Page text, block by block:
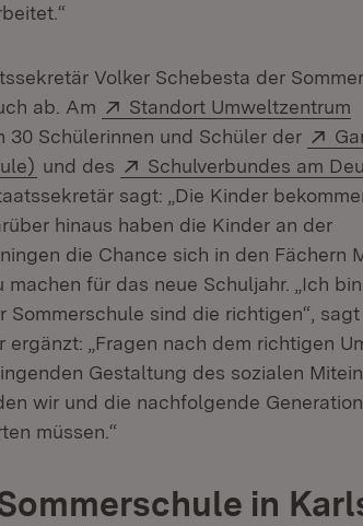
Volker Schebesta der
ab. Am
Extern:
Standort Umweltzentrum
neuem Fenster)
30 Schülerinnen und Schüler der
(Öffnet in neuem Fenster)
und des Extern:
Schulverbundes am
Fenster)sagt: „Die Kinder
hinaus haben die Kinder an der
die Chance sich in den Fächern
für das neue Schuljahr. „Ich bin
sind die richtigen“, sagt
„Fragen nach dem richtigen
Gestaltung des sozialen
wir und die nachfolgende
müssen.“
in